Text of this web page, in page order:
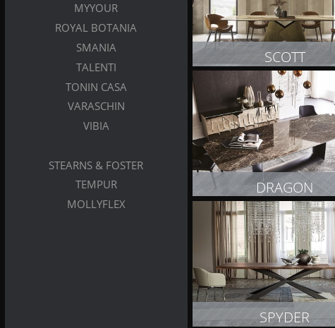
MYYOUR
ROYAL BOTANIA
SMANIA
TALENTI
TONIN CASA
VARASCHIN
VIBIA
STEARNS & FOSTER
TEMPUR
MOLLYFLEX
SCOTT
ZOBACZ PRODUKT
DRAGON
ZOBACZ PRODUKT
SPYDER